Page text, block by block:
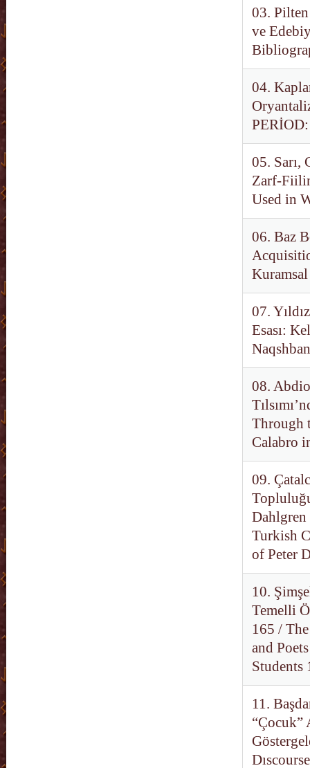
03.
ve
04.
05. Sarı,
Zarf-
Used in
06. Baz
07.
Esası:
08.
Through
Calabro
09.
Dahlgren
Turkish
of Peter
10.
Temelli
165 /
and
Students
11.
“Çocuk”